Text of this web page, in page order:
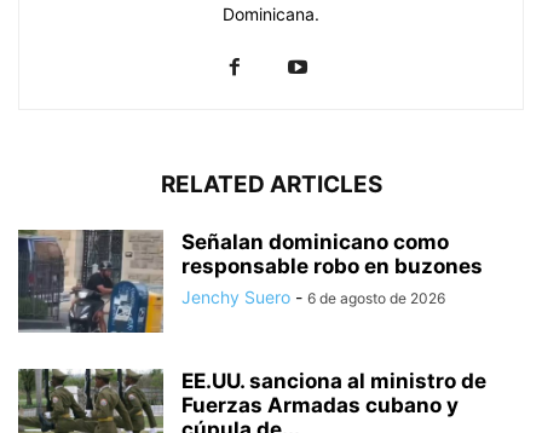
Dominicana.
RELATED ARTICLES
Señalan dominicano como
responsable robo en buzones
Jenchy Suero - 6 de agosto de 2026
EE.UU. sanciona al ministro de
Fuerzas Armadas cubano y